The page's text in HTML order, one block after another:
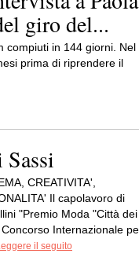
giro del...
compiuti in 144 giorni. Nel
prima di riprendere il
CREATIVITA',
Il capolavoro di
"Premio Moda "Città dei
Internazionale
il seguito